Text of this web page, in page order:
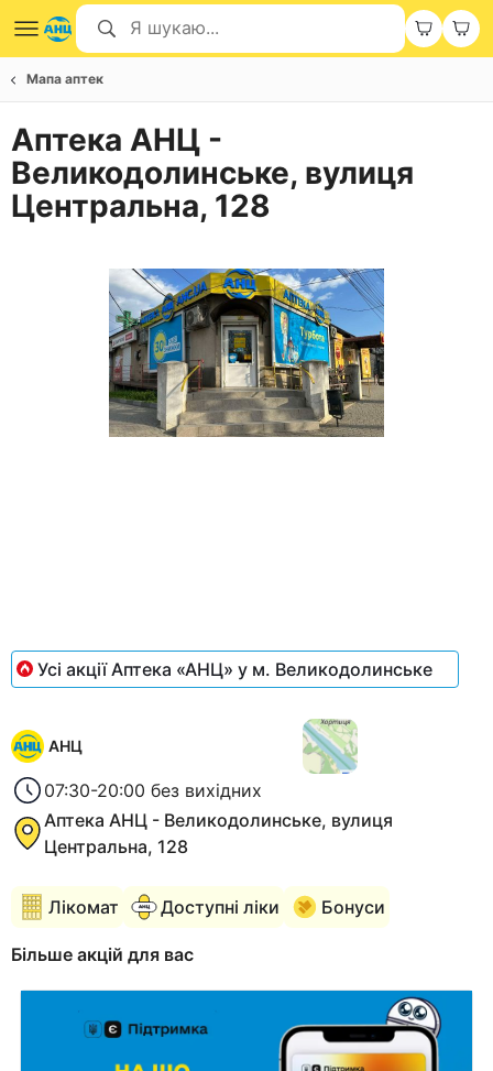
Мапа аптек
Аптека АНЦ -
Великодолинське, вулиця
Центральна, 128
Усі акції Аптека «АНЦ» у м. Великодолинське
АНЦ
07:30-20:00 без вихідних
Аптека АНЦ - Великодолинське, вулиця
Центральна, 128
Лікомат Доступні ліки Бонуси
Більше акцій для вас